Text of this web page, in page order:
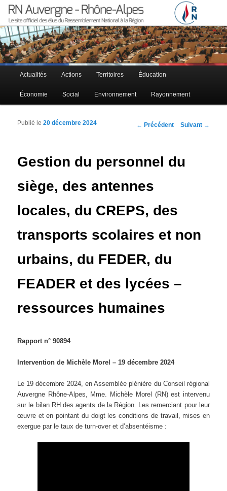
RN Auvergne – Rhône-Alpes
Le site officiel des élus RN à la région Auvergne – Rhône-Alpes
Menu principal
Aller au contenu principal
Aller au contenu secondaire
Actualités Actions Territoires Éducation
Économie Social Environnement Rayonnement
Navigation des articles
← Précédent Suivant →
Gestion du personnel du
siège, des antennes
locales, du CREPS, des
transports scolaires et non
urbains, du FEDER, du
FEADER et des lycées –
ressources humaines
Publié le20 décembre 2024
Rapport n° 90894
Intervention de Michèle Morel – 19 décembre 2024
Le 19 décembre 2024, en Assemblée plénière du Conseil régional
Auvergne Rhône-Alpes, Mme. Michèle Morel (RN) est intervenu
sur le bilan RH des agents de la Région. Les remerciant pour leur
œuvre et en pointant du doigt les conditions de travail, mises en
exergue par le taux de turn-over et d’absentéisme :